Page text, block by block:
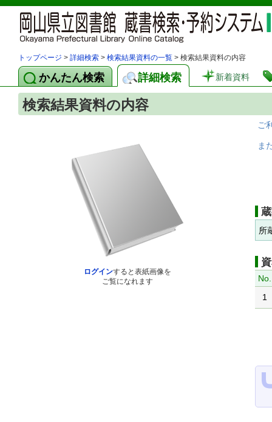
トップページ > 詳細検索 > 検索結果資料の一覧 > 検索結果資料の内容
かんたん検索 詳細検索 新着資料
検索結果資料の内容
ログインすると表紙画像を
ご覧になれます
ご
ま
所
No.
1